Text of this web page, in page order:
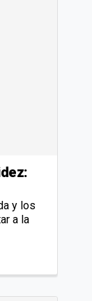
y los
a la